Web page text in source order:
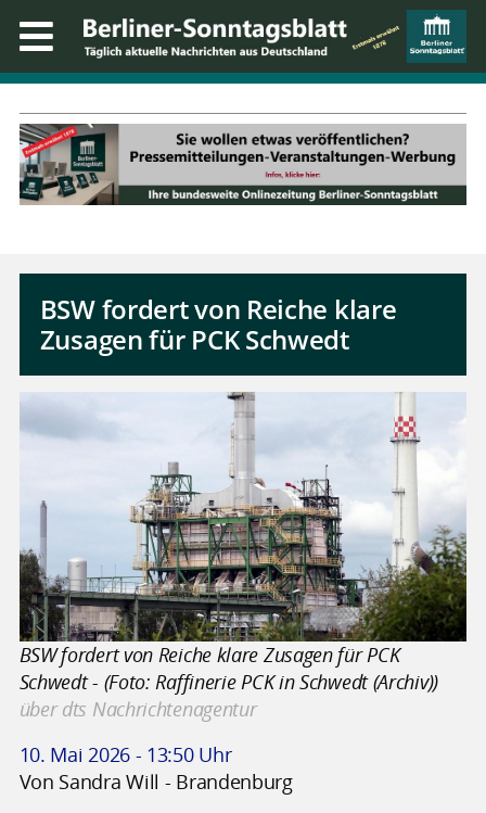
BSW fordert von Reiche klare
Zusagen für PCK Schwedt
BSW fordert von Reiche klare Zusagen für PCK
Schwedt - (Foto: Raffinerie PCK in Schwedt (Archiv))
über dts Nachrichtenagentur
10. Mai 2026 - 13:50 Uhr
Von Sandra Will - Brandenburg